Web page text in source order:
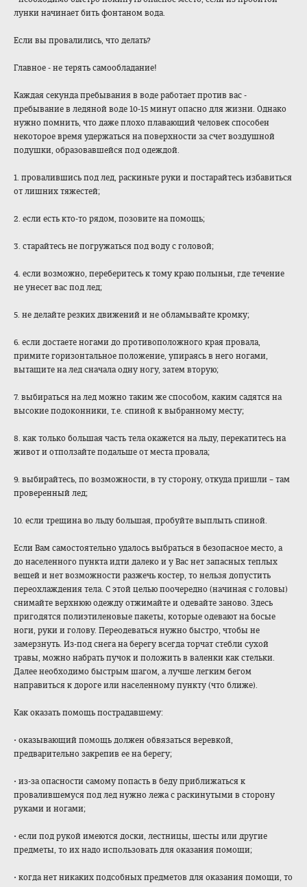
лунки начинает бить фонтаном вода.
Если вы провалились, что делать?
Главное - не терять самообладание!
Каждая секунда пребывания в воде работает против вас -
пребывание в ледяной воде 10-15 минут опасно для жизни. Однако
нужно помнить, что даже плохо плавающий человек способен
некоторое время удержаться на поверхности за счет воздушной
подушки, образовавшейся под одеждой.
1. провалившись под лед, раскиньте руки и постарайтесь избавиться
от лишних тяжестей;
2. если есть кто-то рядом, позовите на помощь;
3. старайтесь не погружаться под воду с головой;
4. если возможно, переберитесь к тому краю полыньи, где течение
не унесет вас под лед;
5. не делайте резких движений и не обламывайте кромку;
6. если достаете ногами до противоположного края провала,
примите горизонтальное положение, упираясь в него ногами,
вытащите на лед сначала одну ногу, затем вторую;
7. выбираться на лед можно таким же способом, каким садятся на
высокие подоконники, т.е. спиной к выбранному месту;
8. как только большая часть тела окажется на льду, перекатитесь на
живот и отползайте подальше от места провала;
9. выбирайтесь, по возможности, в ту сторону, откуда пришли – там
проверенный лед;
10. если трещина во льду большая, пробуйте выплыть спиной.
Если Вам самостоятельно удалось выбраться в безопасное место, а
до населенного пункта идти далеко и у Вас нет запасных теплых
вещей и нет возможности разжечь костер, то нельзя допустить
переохлаждения тела. С этой целью поочередно (начиная с головы)
снимайте верхнюю одежду отжимайте и одевайте заново. Здесь
пригодятся полиэтиленовые пакеты, которые одевают на босые
ноги, руки и голову. Переодеваться нужно быстро, чтобы не
замерзнуть. Из-под снега на берегу всегда торчат стебли сухой
травы, можно набрать пучок и положить в валенки как стельки.
Далее необходимо быстрым шагом, а лучше легким бегом
направиться к дороге или населенному пункту (что ближе).
Как оказать помощь пострадавшему:
• оказывающий помощь должен обвязаться веревкой,
предварительно закрепив ее на берегу;
• из-за опасности самому попасть в беду приближаться к
провалившемуся под лед нужно лежа с раскинутыми в сторону
руками и ногами;
• если под рукой имеются доски, лестницы, шесты или другие
предметы, то их надо использовать для оказания помощи;
• когда нет никаких подсобных предметов для оказания помощи, то